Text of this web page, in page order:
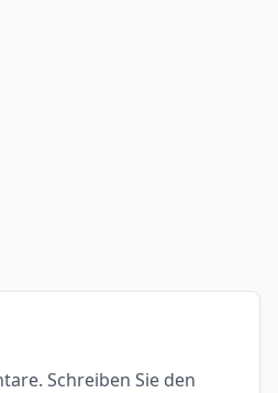
Schreiben Sie den